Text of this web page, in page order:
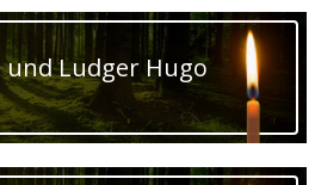
Ludger Hugo